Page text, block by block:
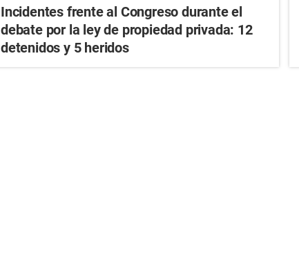
Incidentes frente al Congreso durante el
debate por la ley de propiedad privada: 12
detenidos y 5 heridos